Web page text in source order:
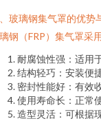
玻璃钢集气罩的优势
钢（FRP）集气罩采
耐腐蚀性强：适用
结构轻巧：安装便
密封性能好：有效
使用寿命长：正常
造型灵活：可根据